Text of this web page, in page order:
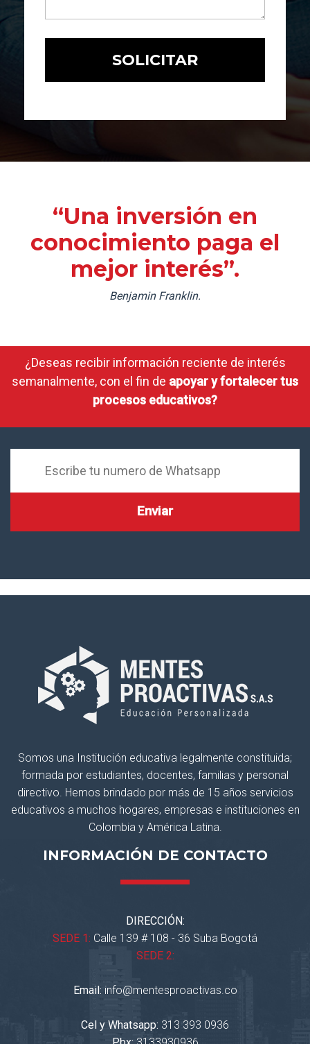
“Una inversión en
conocimiento paga el
mejor interés”.
Benjamin Franklin.
¿Deseas recibir información reciente de interés
semanalmente, con el fin de apoyar y fortalecer tus
procesos educativos?
Somos una Institución educativa legalmente constituida;
formada por estudiantes, docentes, familias y personal
directivo. Hemos brindado por más de 15 años servicios
educativos a muchos hogares, empresas e instituciones en
Colombia y América Latina.
INFORMACIÓN DE CONTACTO
DIRECCIÓN:
SEDE 1: Calle 139 # 108 - 36 Suba Bogotá
SEDE 2:
Email: info@mentesproactivas.co
Cel y Whatsapp: 313 393 0936